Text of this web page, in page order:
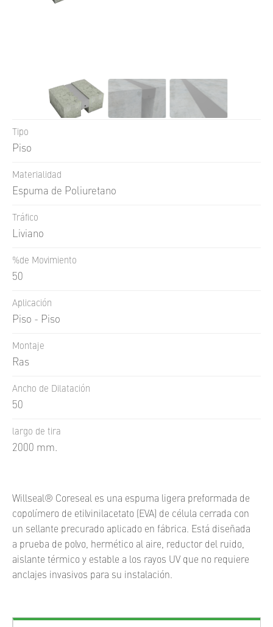
UNI
Tipo
Piso
Materialidad
Espuma de Poliuretano
Tráfico
Liviano
%de Movimiento
50
Aplicación
Piso - Piso
Montaje
Ras
Ancho de Dilatación
50
largo de tira
2000 mm.
Willseal® Coreseal es una espuma ligera preformada de
copolímero de etilvinilacetato (EVA) de célula cerrada con
un sellante precurado aplicado en fábrica. Está diseñada
a prueba de polvo, hermético al aire, reductor del ruido,
aislante térmico y estable a los rayos UV que no requiere
anclajes invasivos para su instalación.